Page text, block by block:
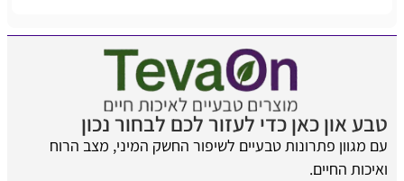
טבע און כאן כדי לעזור לכם לבחור נכון
עם מגוון פתרונות טבעיים לשיפור החשק המיני, מצב הרוח
ואיכות החיים.